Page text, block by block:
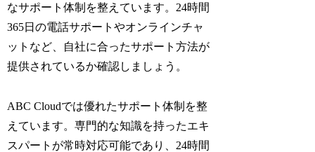
なサポート体制を整えています。24時間
365日の電話サポートやオンラインチャ
ットなど、自社に合ったサポート方法が
提供されているか確認しましょう。
ABC Cloudでは優れたサポート体制を整
えています。専門的な知識を持ったエキ
スパートが常時対応可能であり、24時間